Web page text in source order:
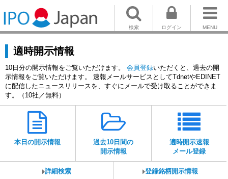
MENU
ログイン
検索
適時開示情報
10日分の開示情報をご覧いただけます。 会員登録いただくと、過去の開
示情報をご覧いただけます。 速報メールサービスとしてTdnetやEDINET
に配信したニュースリリースを、すぐにメールで受け取ることができま
す。（10社／無料）
本日の開示情報
過去10日間の
開示情報
適時開示速報
メール登録
詳細検索 登録銘柄開示情報